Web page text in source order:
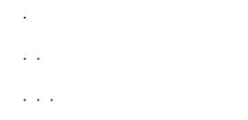
・
・・
・・・